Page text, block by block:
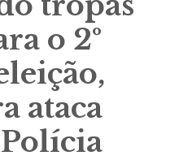
o 2º
ataca